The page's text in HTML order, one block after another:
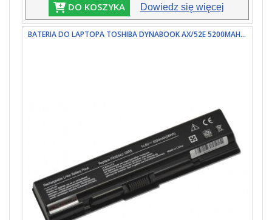
DO KOSZYKA Dowiedz się więcej
BATERIA DO LAPTOPA TOSHIBA DYNABOOK AX/52E 5200MAH...